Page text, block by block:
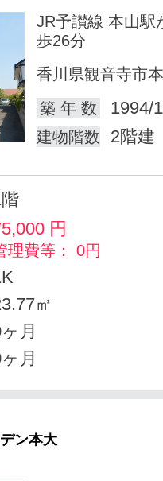
JR予讃線 本山駅
歩26分
香川県観音寺市
築 年 数
1994/
建物階数 2階建
円
理費等： 0円
㎡
月
月
ン本大